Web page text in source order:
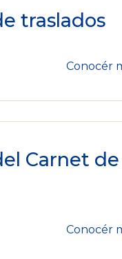
traslados
Conocér
Carnet de
Conocér